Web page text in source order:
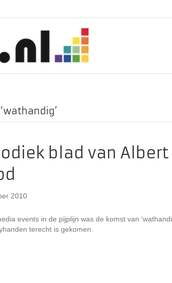
blad van
2010
events in de pijplijn was de komst van
terecht is gekomen.